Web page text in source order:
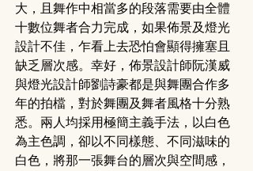
大，且舞作中相當多的段落需要由全體
十數位舞者合力完成，如果佈景及燈光
設計不佳，乍看上去恐怕會顯得擁塞且
缺乏層次感。幸好，佈景設計師阮漢威
與燈光設計師劉詩豪都是與舞團合作多
年的拍檔，對於舞團及舞者風格十分熟
悉。兩人均採用極簡主義手法，以白色
為主色調，卻以不同樣態、不同滋味的
白色，將那一張舞台的層次與空間感，